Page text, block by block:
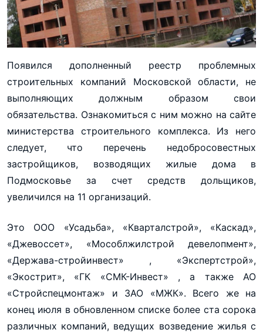
Появился дополненный реестр проблемных
строительных компаний Московской области, не
выполняющих должным образом свои
обязательства. Ознакомиться с ним можно на сайте
министерства строительного комплекса. Из него
следует, что перечень недобросовестных
застройщиков, возводящих жилые дома в
Подмосковье за счет средств дольщиков,
увеличился на 11 организаций.
Это ООО «Усадьба», «Кварталстрой», «Каскад»,
«Джевоссет», «Мособлжилстрой девелопмент»,
«Держава-стройинвест» , «Экспертстрой»,
«Экострит», «ГК «СМК-Инвест» , а также АО
«Стройспецмонтаж» и ЗАО «МЖК». Всего же на
конец июля в обновленном списке более ста сорока
различных компаний, ведущих возведение жилья с